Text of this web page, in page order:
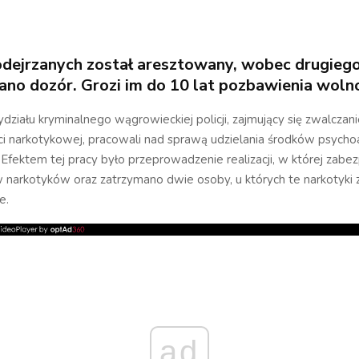
został aresztowany, wobec
dozór. Grozi im do 10 lat pozbawienia
kryminalnego wągrowieckiej policji, zajmujący się
narkotykowej, pracowali nad sprawą udzielania środków
tej pracy było przeprowadzenie realizacji, w której
oraz zatrzymano dwie osoby, u których te narkotyki